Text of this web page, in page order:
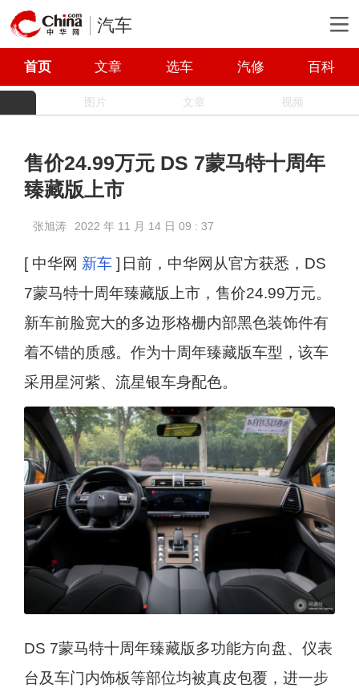
汽车
首页 文章 选车 汽修 百科
图片 文章 视频
售价24.99万元 DS 7蒙马特十周年
臻藏版上市
张旭涛 2022 年 11 月 14 日 09 : 37
[ 中华网 新车] 日前，中华网从官方获悉，DS
7蒙马特十周年臻藏版上市，售价24.99万元。
新车前脸宽大的多边形格栅内部黑色装饰件有
着不错的质感。作为十周年臻藏版车型，该车
采用星河紫、流星银车身配色。
DS 7蒙马特十周年臻藏版多功能方向盘、仪表
台及车门内饰板等部位均被真皮包覆，进一步